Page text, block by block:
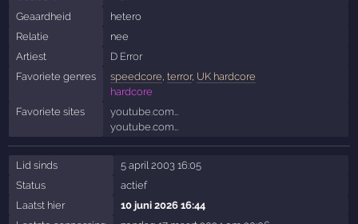
Geaardheid
hetero
Relatie
nee
Artiest
D Error
Favoriete genres
speedcore terror, UK hardcore
hardcore
Favoriete sites
youtube.com…
youtube.com…
Lid sinds
5 april 2003 16:05
Status
actief
Laatst hier
10 juni 2026 16:44